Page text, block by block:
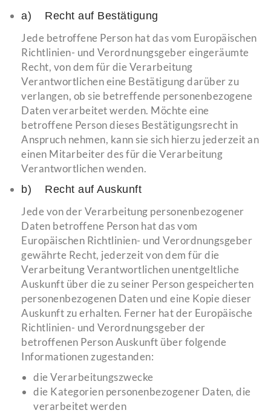
a) Recht auf Bestätigung
Jede betroffene Person hat das vom Europäischen
Richtlinien- und Verordnungsgeber eingeräumte
Recht, von dem für die Verarbeitung
Verantwortlichen eine Bestätigung darüber zu
verlangen, ob sie betreffende personenbezogene
Daten verarbeitet werden. Möchte eine
betroffene Person dieses Bestätigungsrecht in
Anspruch nehmen, kann sie sich hierzu jederzeit an
einen Mitarbeiter des für die Verarbeitung
Verantwortlichen wenden.
b) Recht auf Auskunft
Jede von der Verarbeitung personenbezogener
Daten betroffene Person hat das vom
Europäischen Richtlinien- und Verordnungsgeber
gewährte Recht, jederzeit von dem für die
Verarbeitung Verantwortlichen unentgeltliche
Auskunft über die zu seiner Person gespeicherten
personenbezogenen Daten und eine Kopie dieser
Auskunft zu erhalten. Ferner hat der Europäische
Richtlinien- und Verordnungsgeber der
betroffenen Person Auskunft über folgende
Informationen zugestanden:
die Verarbeitungszwecke
die Kategorien personenbezogener Daten, die
verarbeitet werden